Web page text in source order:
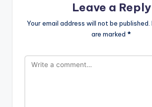
Leave a Reply
Your email address will not be published.
are marked *